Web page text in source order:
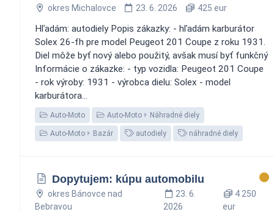
okres Michalovce 23. 6. 2026 425 eur
Hľadám: autodiely Popis zákazky: - hľadám karburátor
Solex 26-fh pre model Peugeot 201 Coupe z roku 1931.
Diel môže byť nový alebo použitý, avšak musí byť funkčný
Informácie o zákazke: - typ vozidla: Peugeot 201 Coupe
- rok výroby: 1931 - výrobca dielu: Solex - model
karburátora...
Auto-Moto Auto-Moto Náhradné diely
Auto-Moto Bazár autodiely náhradné diely
Dopytujem: kúpu automobilu
okres Bánovce nad
Bebravou
23. 6.
2026
4 250
eur